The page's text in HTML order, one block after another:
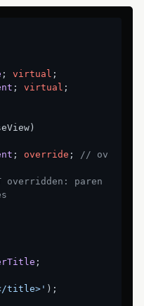
; virtual ;
; virtual ;
; override ; // ov
overridden: paren
;
title>'